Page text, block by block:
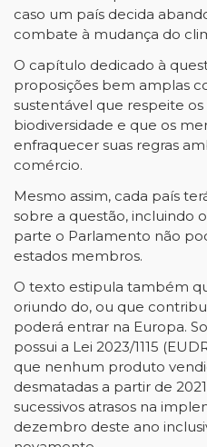
caso um país decida
combate à mudança do
O capítulo dedicado à
proposições bem amplas
sustentável que respeite os
biodiversidade e que os
enfraquecer suas regras
comércio.
Mesmo assim, cada país
sobre a questão, incluindo
parte o Parlamento não
estados membros.
O texto estipula também
oriundo do, ou que
poderá entrar na Europa.
possui a Lei 2023/1115
que nenhum produto
desmatadas a partir de
sucessivos atrasos na
dezembro deste ano